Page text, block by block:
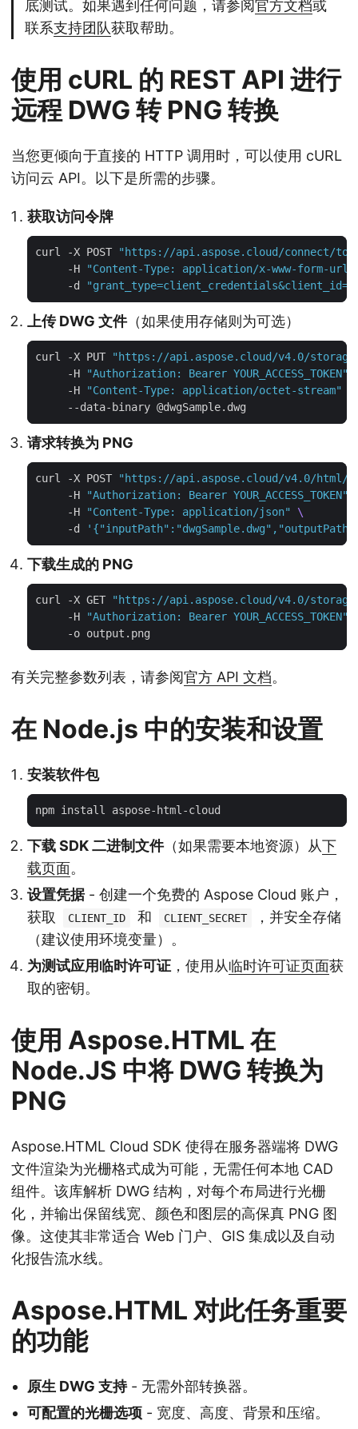
底测试。如果遇到任何问题，请参阅官方文档或
联系支持团队获取帮助。
使用 cURL 的 REST API 进行
远程 DWG 转 PNG 转换
当您更倾向于直接的 HTTP 调用时，可以使用 cURL
访问云 API。以下是所需的步骤。
获取访问令牌
curl -X POST
"https://api.aspose.cloud/connect/
     -H
"Content-Type: application/x-www-form-
     -d
上传 DWG 文件（如果使用存储则为可选）
curl -X PUT
"https://api.aspose.cloud/v4.0/storage/
     -H
"Authorization: Bearer YOUR_ACCESS_TOKEN"
     -H
"Content-Type: application/octet-stream"
请求转换为 PNG
curl -X POST
"https://api.aspose.cloud/v4.0/html/
     -H
"Authorization: Bearer YOUR_ACCESS_TOKEN"
     -H
"Content-Type: application/json"
     -d
下载生成的 PNG
curl -X GET
"https://api.aspose.cloud/v4.0/
     -H
"Authorization: Bearer YOUR_ACCESS_TOKEN"
有关完整参数列表，请参阅官方 API 文档。
在 Node.js 中的安装和设置
安装软件包
下载 SDK 二进制文件（如果需要本地资源）从下
载页面。
设置凭据- 创建一个免费的 Aspose Cloud 账户，
获取
CLIENT_ID 和 CLIENT_SECRET
，并安全存储
（建议使用环境变量）。
为测试应用临时许可证 ，使用从临时许可证页面获
取的密钥。
使用 Aspose.HTML 在
Node.JS 中将 DWG 转换为
PNG
Aspose.HTML Cloud SDK 使得在服务器端将 DWG
文件渲染为光栅格式成为可能，无需任何本地 CAD
组件。该库解析 DWG 结构，对每个布局进行光栅
化，并输出保留线宽、颜色和图层的高保真 PNG 图
像。这使其非常适合 Web 门户、GIS 集成以及自动
化报告流水线。
Aspose.HTML 对此任务重要
的功能
原生 DWG 支持- 无需外部转换器。
可配置的光栅选项 - 宽度、高度、背景和压缩。